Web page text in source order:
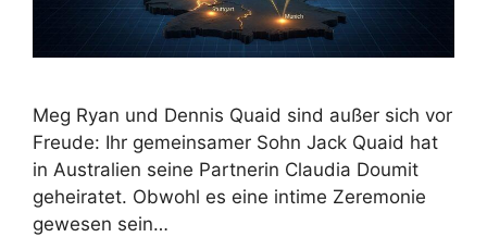
Meg Ryan und Dennis Quaid sind außer sich vor
Freude: Ihr gemeinsamer Sohn Jack Quaid hat
in Australien seine Partnerin Claudia Doumit
geheiratet. Obwohl es eine intime Zeremonie
gewesen sein…